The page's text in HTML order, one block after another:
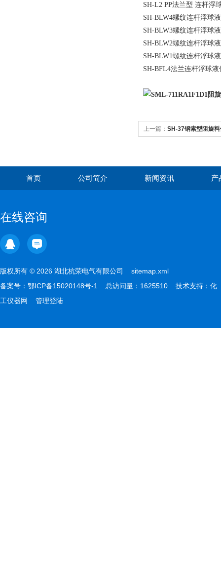
SH-L2 PP法兰型 连杆浮
SH-BLW4螺纹连杆浮球
SH-BLW3螺纹连杆浮球
SH-BLW2螺纹连杆浮球
SH-BLW1螺纹连杆浮球
SH-BFL4法兰连杆浮球液
上一篇： SH-37钢索型阻旋
首页 公司简介 新闻资讯 产
在线咨询
版权所有 © 2026 湖北杭荣电气有限公司 sitemap.xml
备案号： 鄂ICP备15020148号-1 总访问量：1625510 技术支持： 化
工仪器网
管理登陆